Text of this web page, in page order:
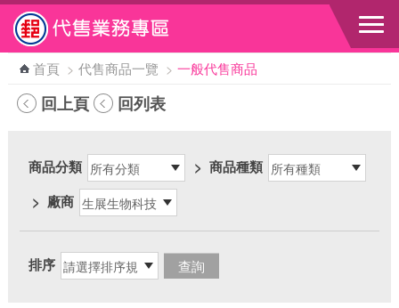
跳到主要內容區塊
首頁 > 代售商品一覽 > 一般代售商品
回上頁 回列表
商品分類 > 商品種類
> 廠商
排序